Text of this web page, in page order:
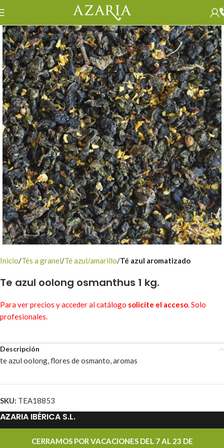
Inicio Tés a granel Té azul/amarillo Té azul aromatizado
Te azul oolong osmanthus 1 kg.
Para ver precios y acceder al catálogo solicite el acceso. Solo
profesionales.
Descripción
te azul oolong, flores de osmanto, aromas
SKU: TEA18853
AZARIA IBÉRICA S.L.
PROMOCIONESCERRAMOS POR VACACIONES DEL 7 AL 23 DE